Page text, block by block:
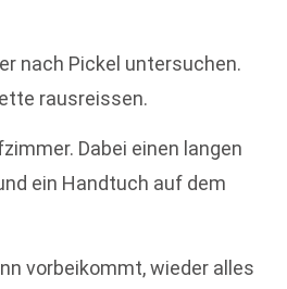
nach Pickel untersuchen.
rausreissen.
Dabei einen langen
ein Handtuch auf dem
vorbeikommt, wieder alles